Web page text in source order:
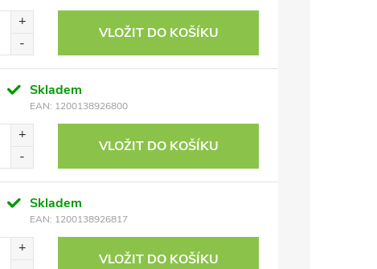
VLOŽIT DO KOŠÍKU
Skladem
EAN: 1200138926800
VLOŽIT DO KOŠÍKU
Skladem
EAN: 1200138926817
VLOŽIT DO KOŠÍKU